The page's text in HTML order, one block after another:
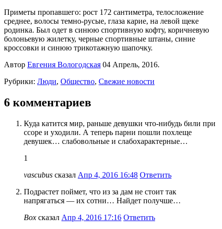
Приметы пропавшего: рост 172 сантиметра, телосложение
среднее, волосы темно-русые, глаза карие, на левой щеке
родинка. Был одет в синюю спортивную кофту, коричневую
болоньевую жилетку, черные спортивные штаны, синие
кроссовки и синюю трикотажную шапочку.
Автор Евгения Вологодская 04 Апрель, 2016.
Рубрики: Люди, Общество, Свежие новости
6 комментариев
Куда катится мир, раньше девушки что-нибудь били при
ссоре и уходили. А теперь парни пошли похлеще
девушек… слабовольные и слабохарактерные…
1
vascubus сказал Апр 4, 2016 16:48 Ответить
Подрастет поймет, что из за дам не стоит так
напрягаться — их сотни… Найдет получше…
Box сказал Апр 4, 2016 17:16 Ответить